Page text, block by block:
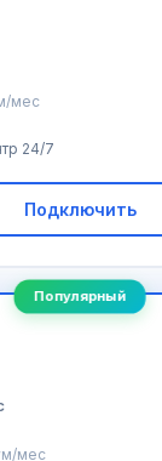
мес
24/7
Подключить
Популярный
мес